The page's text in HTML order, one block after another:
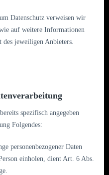
Datenschutz verweisen wir
auf weitere Informationen
des jeweiligen Anbieters.
spezifisch angegeben
Folgendes:
personenbezogener Daten
einholen, dient Art. 6 Abs.